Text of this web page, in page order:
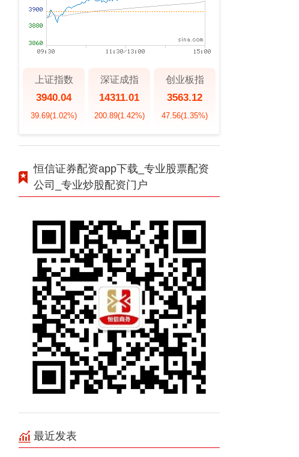
上证指数
3940.04
39.69(1.02%)
深证成指
14311.01
200.89(1.42%)
创业板指
3563.12
47.56(1.35%)
恒信证券配资app下载_专业股票配资
公司_专业炒股配资门户
最近发表